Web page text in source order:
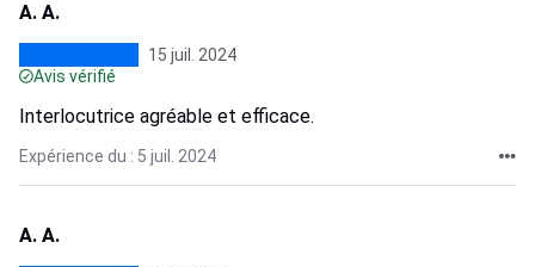
A. A.
15 juil. 2024
Avis vérifié
Interlocutrice agréable et efficace.
Expérience du : 5 juil. 2024
A. A.